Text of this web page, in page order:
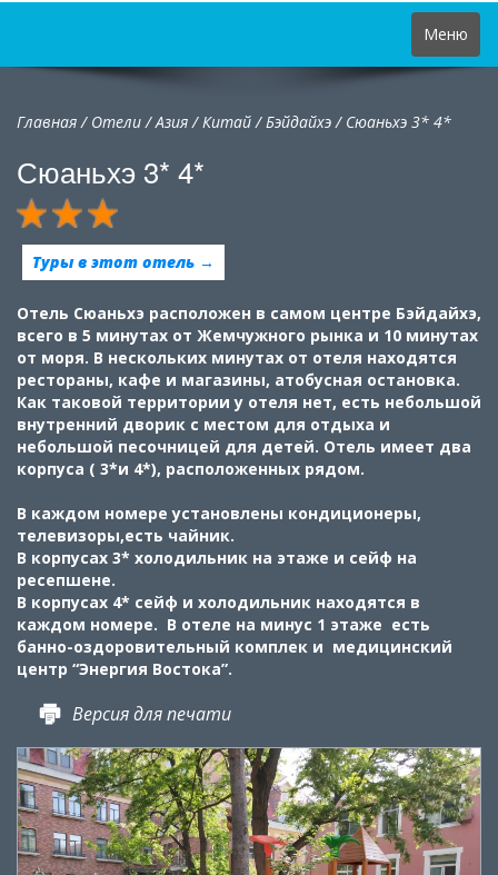
Toggle
navigation
Меню
Главная/ Отели/Азия/Китай/Бэйдайхэ / Сюаньхэ 3* 4*
Сюаньхэ 3* 4*
Туры в этот отель →
Отель Сюаньхэ расположен в самом центре Бэйдайхэ,
всего в 5 минутах от Жемчужного рынка и 10 минутах
от моря. В нескольких минутах от отеля находятся
рестораны, кафе и магазины, атобусная остановка.
Как таковой территории у отеля нет, есть небольшой
внутренний дворик с местом для отдыха и
небольшой песочницей для детей. Отель имеет два
корпуса ( 3*и 4*), расположенных рядом.
В каждом номере установлены кондиционеры,
телевизоры,есть чайник.
В корпусах 3* холодильник на этаже и сейф на
ресепшене.
В корпусах 4* сейф и холодильник находятся в
каждом номере. В отеле на минус 1 этаже есть
банно-оздоровительный комплек и медицинский
центр “Энергия Востока”.
Версия для печати